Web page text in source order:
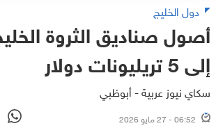
دول الخليج
أصول صناديق الثروة
إلى 5 تريليونات دولار
سكاي نيوز عربية - أبوظبي
06:52 - 27 مايو 2026